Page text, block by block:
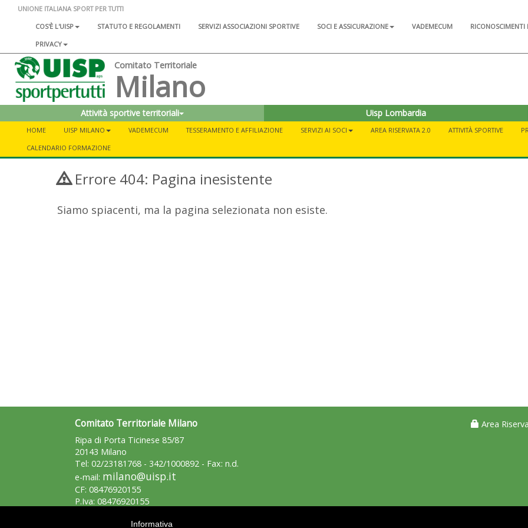
UNIONE ITALIANA SPORT PER TUTTI
COS'È L'UISP
STATUTO E REGOLAMENTI SERVIZI ASSOCIAZIONI SPORTIVE SOCI E ASSICURAZIONE VADEMECUM RICONOSCIMENTI
PRIVACY
Comitato Territoriale
Milano
Attività sportive territoriali Uisp Lombardia
HOME UISP MILANO VADEMECUM TESSERAMENTO E AFFILIAZIONE SERVIZI AI SOCI AREA RISERVATA 2.0 ATTIVITÀ SPORTIVE
CALENDARIO FORMAZIONE
Errore 404: Pagina inesistente
Siamo spiacenti, ma la pagina selezionata non esiste.
Comitato Territoriale Milano
Ripa di Porta Ticinese 85/87
20143 Milano
Tel: 02/23181768 - 342/1000892 - Fax: n.d.
e-mail: milano@uisp.it
CF: 08476920155
P.Iva: 08476920155
Area
Informativa